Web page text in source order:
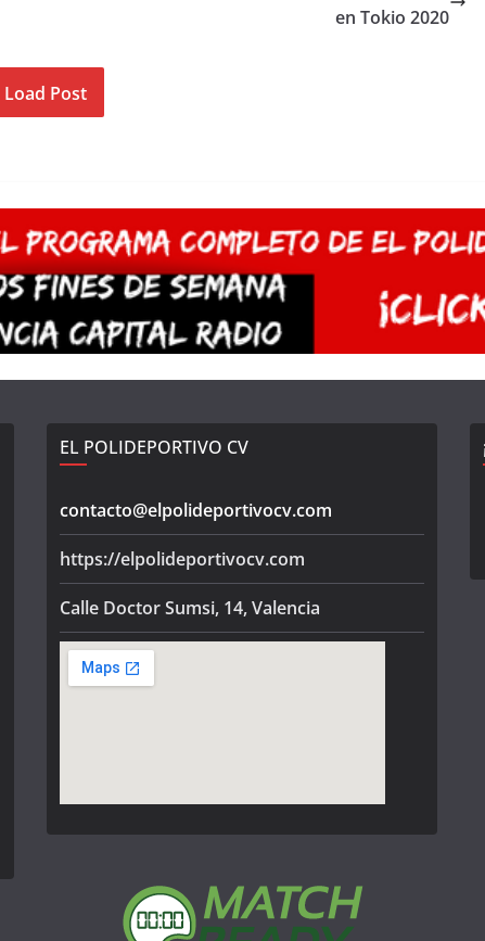
en Tokio 2020
Load Post
EL POLIDEPORTIVO CV
contacto@elpolideportivocv.com
https://elpolideportivocv.com
Calle Doctor Sumsi, 14, Valencia